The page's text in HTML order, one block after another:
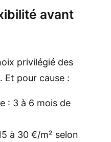
avant
privilégié des
Et pour cause :
: 3 à 6 mois de
à 30 €/m² selon